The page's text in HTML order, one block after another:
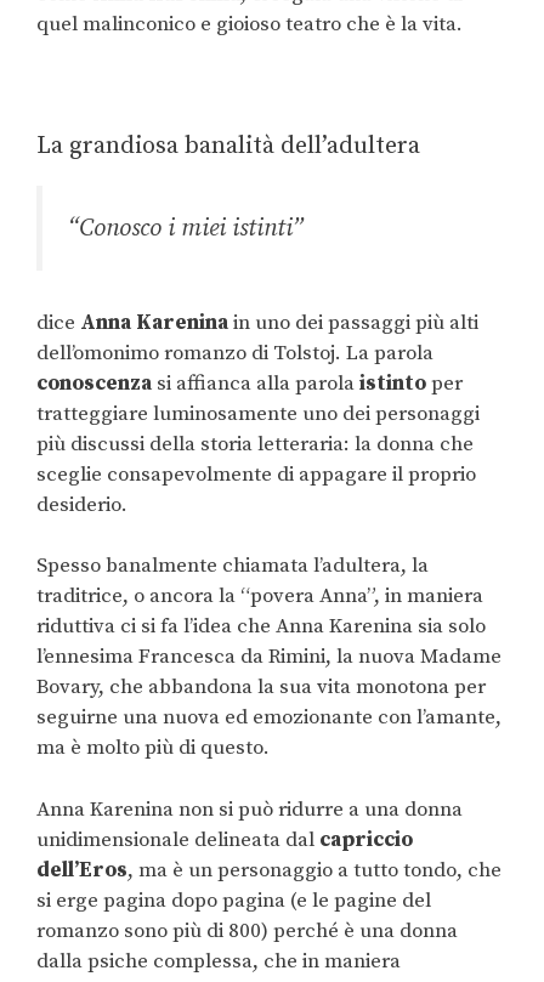
quel malinconico e gioioso teatro che è la vita.
La grandiosa banalità dell’adultera
“Conosco i miei istinti”
dice Anna Kareninain uno dei passaggi più alti
dell’omonimo romanzo di Tolstoj. La parola
conoscenza si affianca alla parolaistintoper
tratteggiare luminosamente uno dei personaggi
più discussi della storia letteraria: la donna che
sceglie consapevolmente di appagare il proprio
desiderio.
Spesso banalmente chiamata l’adultera, la
traditrice, o ancora la “povera Anna”, in maniera
riduttiva ci si fa l’idea che Anna Karenina sia solo
l’ennesima Francesca da Rimini, la nuova Madame
Bovary, che abbandona la sua vita monotona per
seguirne una nuova ed emozionante con l’amante,
ma è molto più di questo.
Anna Karenina non si può ridurre a una donna
unidimensionale delineata dal capriccio
dell’Eros, ma è un personaggio a tutto tondo, che
si erge pagina dopo pagina (e le pagine del
romanzo sono più di 800) perché è una donna
dalla psiche complessa, che in maniera